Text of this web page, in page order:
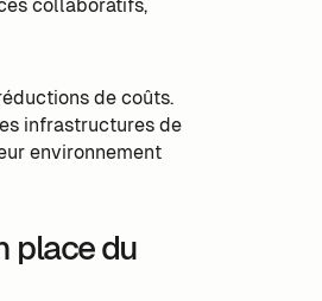
collaboratifs,
de coûts.
infrastructures de
environnement
place du